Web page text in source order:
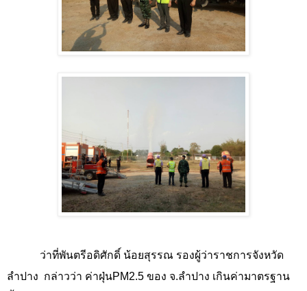
ว่าที่พันตรีอดิศักดิ์ น้อยสุรรณ รองผู้ว่าราชการจังหวัด
ลำปาง กล่าวว่า ค่าฝุ่นPM2.5 ของ จ.ลำปาง เกินค่ามาตรฐาน